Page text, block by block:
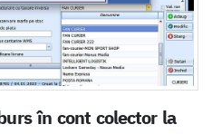
în cont colector la